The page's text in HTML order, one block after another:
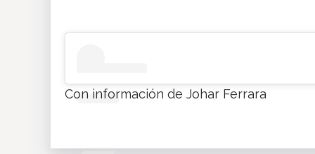
Con información de Johar Ferrara